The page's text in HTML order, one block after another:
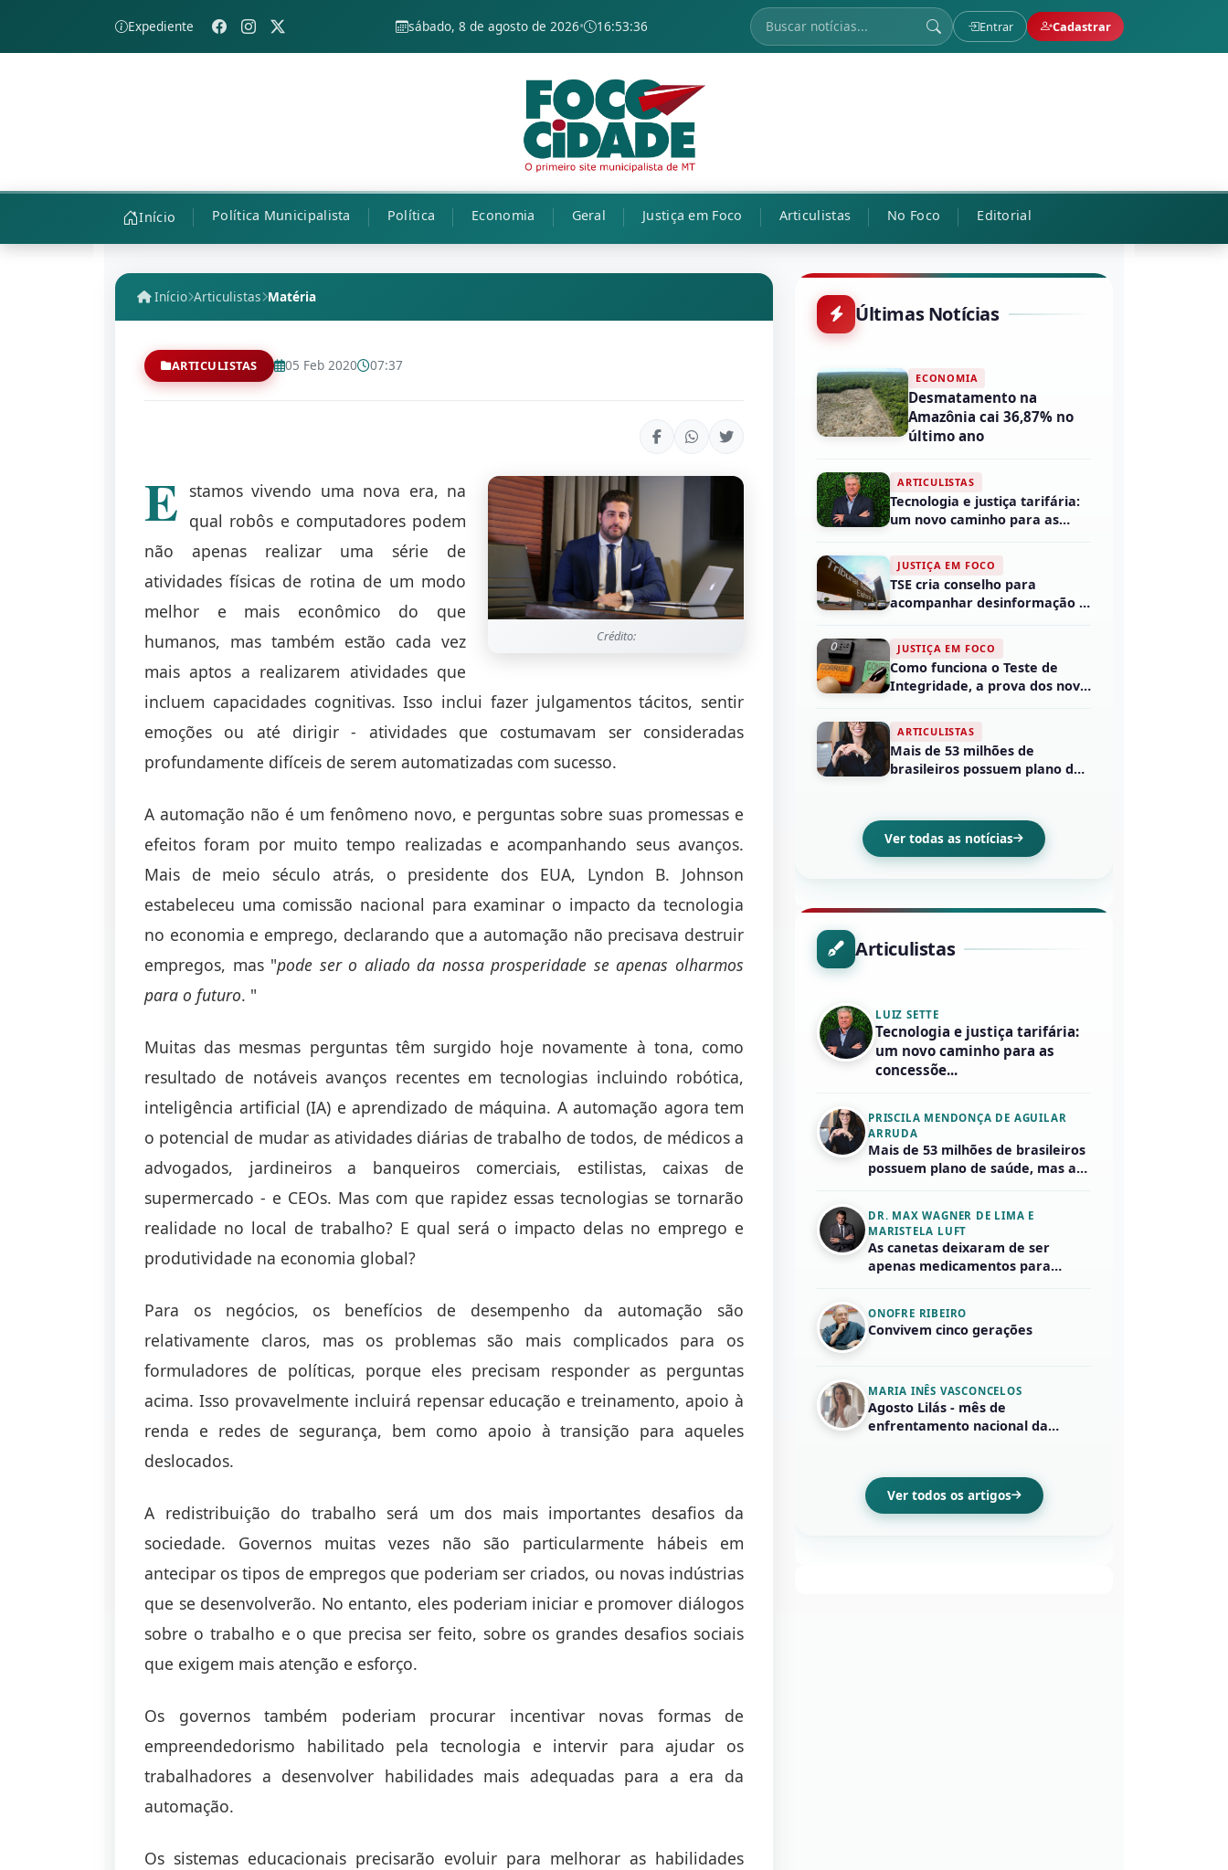
Expediente sábado, 8 de agosto de 2026• 16:53:37 Entrar Cadastrar
Início Política Municipalista Política Economia Geral Justiça em Foco Articulistas No Foco Editorial
Início Articulistas Matéria
ARTICULISTAS 05 Feb 2020 07:37
Crédito:
E stamos vivendo uma nova era, na
qual robôs e computadores podem
não apenas realizar uma série de
atividades físicas de rotina de um modo
melhor e mais econômico do que
humanos, mas também estão cada vez
mais aptos a realizarem atividades que
incluem capacidades cognitivas. Isso inclui fazer julgamentos tácitos, sentir
emoções ou até dirigir - atividades que costumavam ser consideradas
profundamente difíceis de serem automatizadas com sucesso.
A automação não é um fenômeno novo, e perguntas sobre suas promessas e
efeitos foram por muito tempo realizadas e acompanhando seus avanços.
Mais de meio século atrás, o presidente dos EUA, Lyndon B. Johnson
estabeleceu uma comissão nacional para examinar o impacto da tecnologia
no economia e emprego, declarando que a automação não precisava destruir
empregos, mas "pode ser o aliado da nossa prosperidade se apenas olharmos
para o futuro. "
Muitas das mesmas perguntas têm surgido hoje novamente à tona, como
resultado de notáveis avanços recentes em tecnologias incluindo robótica,
inteligência artificial (IA) e aprendizado de máquina. A automação agora tem
o potencial de mudar as atividades diárias de trabalho de todos, de médicos a
advogados, jardineiros a banqueiros comerciais, estilistas, caixas de
supermercado - e CEOs. Mas com que rapidez essas tecnologias se tornarão
realidade no local de trabalho? E qual será o impacto delas no emprego e
produtividade na economia global?
Para os negócios, os benefícios de desempenho da automação são
relativamente claros, mas os problemas são mais complicados para os
formuladores de políticas, porque eles precisam responder as perguntas
acima. Isso provavelmente incluirá repensar educação e treinamento, apoio à
renda e redes de segurança, bem como apoio à transição para aqueles
deslocados.
A redistribuição do trabalho será um dos mais importantes desafios da
sociedade. Governos muitas vezes não são particularmente hábeis em
antecipar os tipos de empregos que poderiam ser criados, ou novas indústrias
que se desenvolverão. No entanto, eles poderiam iniciar e promover diálogos
sobre o trabalho e o que precisa ser feito, sobre os grandes desafios sociais
que exigem mais atenção e esforço.
Os governos também poderiam procurar incentivar novas formas de
empreendedorismo habilitado pela tecnologia e intervir para ajudar os
trabalhadores a desenvolver habilidades mais adequadas para a era da
automação.
Os sistemas educacionais precisarão evoluir para melhorar as habilidades
Últimas Notícias
ECONOMIA
Desmatamento na
Amazônia cai 36,87% no
último ano
ARTICULISTAS
Tecnologia e justiça tarifária:
um novo caminho para as
JUSTIÇA EM FOCO
TSE cria conselho para
acompanhar desinformação e
JUSTIÇA EM FOCO
Como funciona o Teste de
Integridade, a prova dos nove
ARTICULISTAS
Mais de 53 milhões de
brasileiros possuem plano de
Ver todas as notícias
Articulistas
LUIZ SETTE
Tecnologia e justiça tarifária:
um novo caminho para as
concessõe...
PRISCILA MENDONÇA DE AGUILAR
ARRUDA
Mais de 53 milhões de brasileiros
possuem plano de saúde, mas a
DR. MAX WAGNER DE LIMA E
MARISTELA LUFT
As canetas deixaram de ser
apenas medicamentos para
ONOFRE RIBEIRO
Convivem cinco gerações
MARIA INÊS VASCONCELOS
Agosto Lilás - mês de
enfrentamento nacional da
Ver todos os artigos